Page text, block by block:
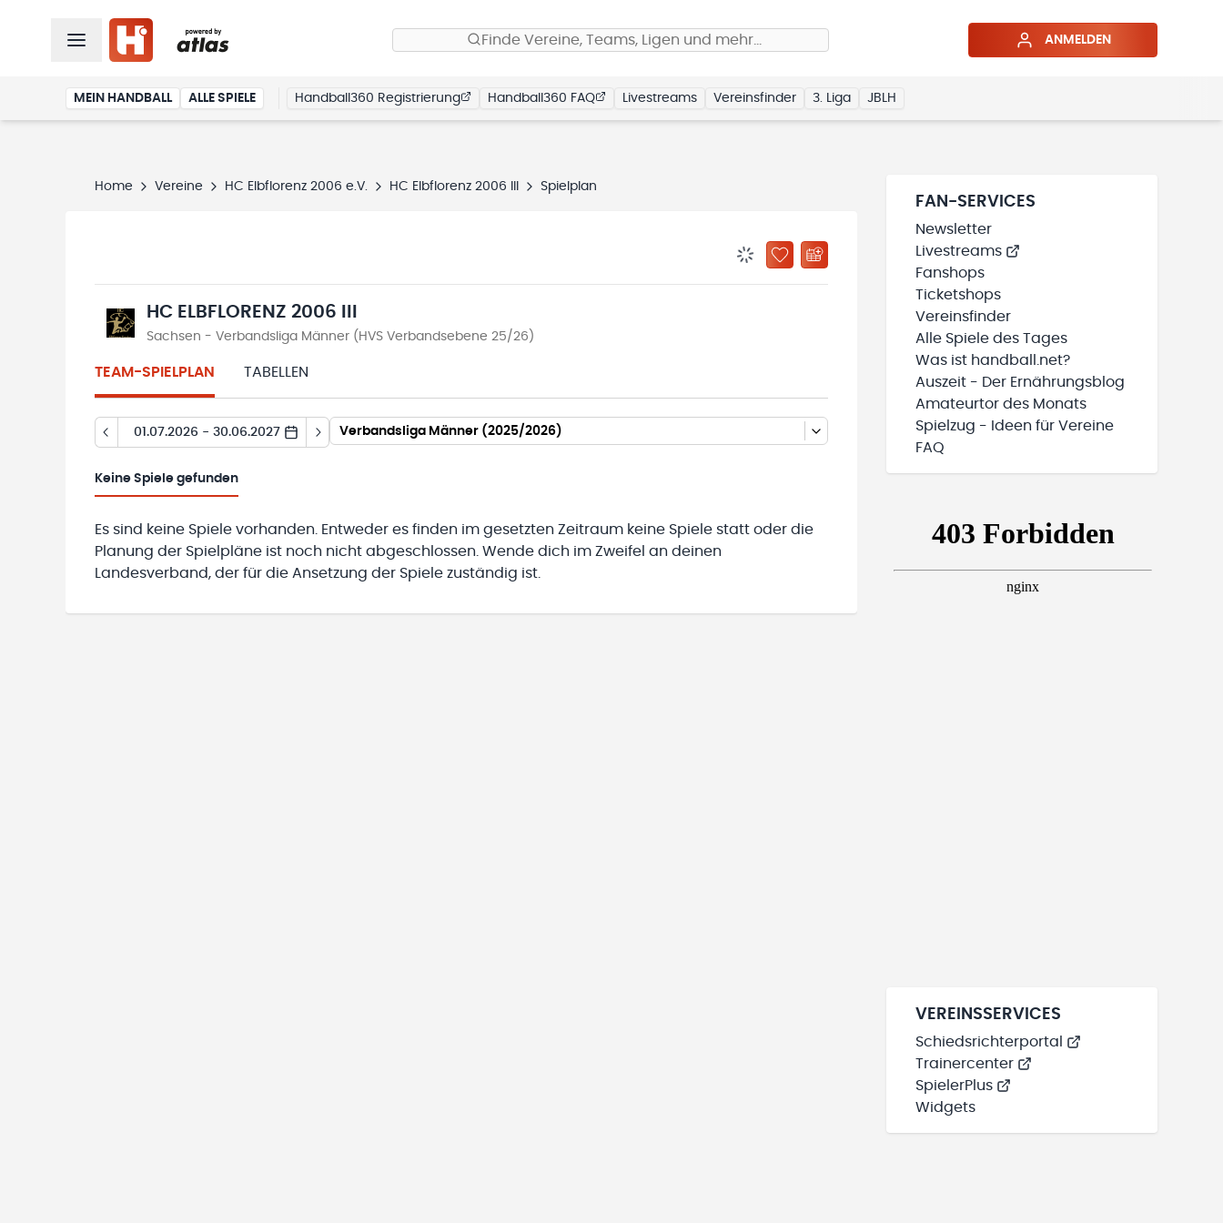
Finde Vereine, Teams, Ligen und mehr… ANMELDEN
MEIN HANDBALL ALLE SPIELE Handball360 Registrierung Handball360 FAQ Livestreams Vereinsfinder 3. Liga JBLH
Home Vereine HC Elbflorenz 2006 e.V. HC Elbflorenz 2006 III Spielplan
BENACHRICHTIGUNGSSTATUS WIRD GELADEN
ZU „MEINE TEAMS“ HINZUFÜGEN
HC ELBFLORENZ 2006 III
Sachsen - Verbandsliga Männer (HVS Verbandsebene 25/26)
TEAM-SPIELPLAN TABELLEN
01.07.2026 - 30.06.2027 Verbandsliga Männer (2025/2026)
Keine Spiele gefunden
Es sind keine Spiele vorhanden. Entweder es finden im gesetzten Zeitraum keine Spiele statt oder die
Planung der Spielpläne ist noch nicht abgeschlossen. Wende dich im Zweifel an deinen
Landesverband, der für die Ansetzung der Spiele zuständig ist.
FAN-SERVICES
Newsletter
Livestreams
Fanshops
Ticketshops
Vereinsfinder
Alle Spiele des Tages
Was ist handball.net?
Auszeit - Der Ernährungsblog
Amateurtor des Monats
Spielzug - Ideen für Vereine
FAQ
VEREINSSERVICES
Schiedsrichterportal
Trainercenter
SpielerPlus
Widgets